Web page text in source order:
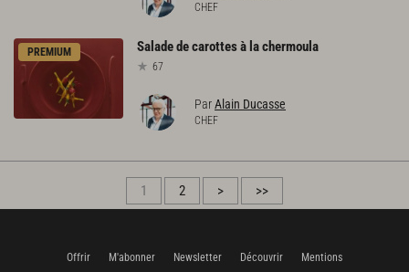
CHEF
PREMIUM Saladedecarottesà lachermoula
67
ParAlain Ducasse
CHEF
1 2 > >>
Offrir M'abonner Newsletter Découvrir
Mentions